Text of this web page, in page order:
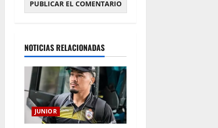
NOTICIAS RELACIONADAS
JUNIOR